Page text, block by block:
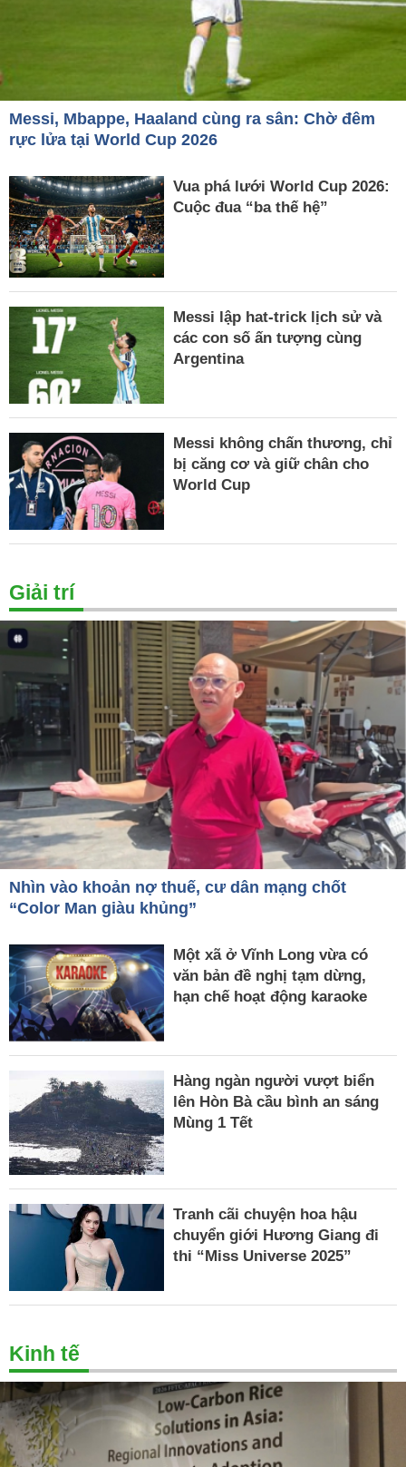
Messi, Mbappe, Haaland cùng ra sân: Chờ đêm
rực lửa tại World Cup 2026
Vua phá lưới World Cup 2026:
Cuộc đua “ba thế hệ”
Messi lập hat-trick lịch sử và
các con số ấn tượng cùng
Argentina
Messi không chấn thương, chỉ
bị căng cơ và giữ chân cho
World Cup
Giải trí
Nhìn vào khoản nợ thuế, cư dân mạng chốt
“Color Man giàu khủng”
Một xã ở Vĩnh Long vừa có
văn bản đề nghị tạm dừng,
hạn chế hoạt động karaoke
Hàng ngàn người vượt biển
lên Hòn Bà cầu bình an sáng
Mùng 1 Tết
Tranh cãi chuyện hoa hậu
chuyển giới Hương Giang đi
thi “Miss Universe 2025”
Kinh tế